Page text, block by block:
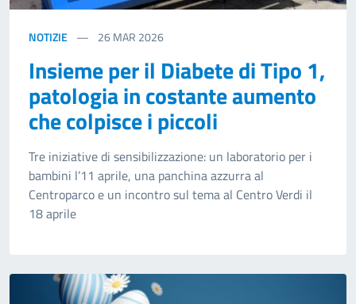
NOTIZIE 26MAR 2026
Insieme per il Diabete di Tipo 1,
patologia in costante aumento
che colpisce i piccoli
Tre iniziative di sensibilizzazione: un laboratorio per i
bambini l’11 aprile, una panchina azzurra al
Centroparco e un incontro sul tema al Centro Verdi il
18 aprile